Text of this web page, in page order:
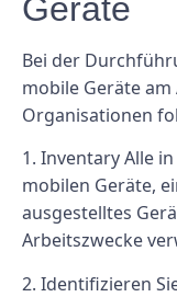
Geräte
Bei der
mobile Geräte
Organisationen
1. Inventary Alle
mobilen Geräte,
ausgestelltes
Arbeitszwecke
2. Identifizieren